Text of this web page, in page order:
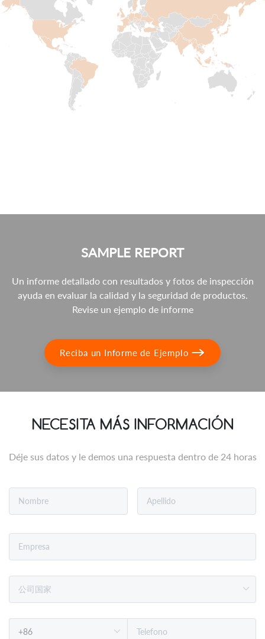
SAMPLE REPORT
Un informe detallado con resultados y fotos de inspección
ayuda en evaluar la calidad y la seguridad de productos.
Revise un ejemplo de informe
Reciba un Informe de Ejemplo
NECESITA MÁS INFORMACIÓN
Déje sus datos y le demos una respuesta dentro de 24 horas